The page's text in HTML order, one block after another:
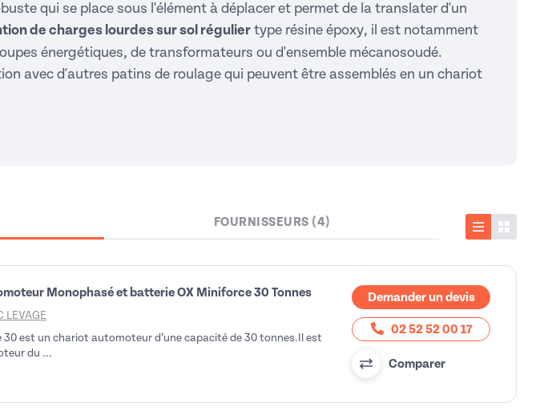
qui se place sous l'élément à déplacer et permet de la translater d'un
de charges lourdes sur sol régulier type résine époxy, il est notamment
énergétiques, de transformateurs ou d'ensemble mécanosoudé.
avec d'autres patins de roulage qui peuvent être assemblés en un chariot
FOURNISSEURS (4)
Liste
Monophasé et batterie OX Miniforce 30 Tonnes
LEVAGE
30 est un chariot automoteur d’une capacité de 30 tonnes.Il est
du ...
Demander un devis
02 52 52 00 17
Comparer